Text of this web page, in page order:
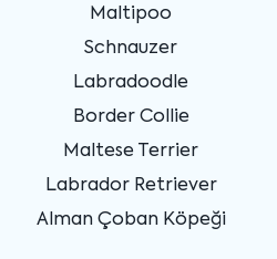
Maltipoo
Schnauzer
Labradoodle
Border Collie
Maltese Terrier
Labrador Retriever
Alman Çoban Köpeği